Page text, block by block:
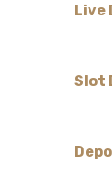
Live
Slot